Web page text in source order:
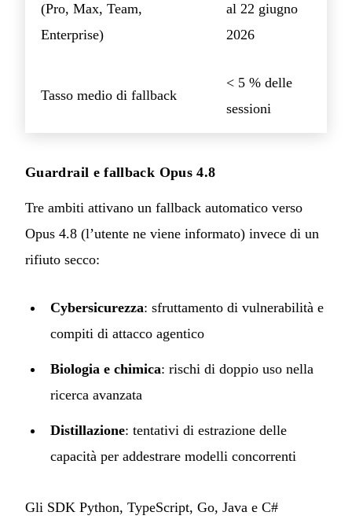
(Pro, Max, Team,
Enterprise)
al 22 giugno
2026
Tasso medio di fallback
< 5 % delle
sessioni
Guardrail e fallback Opus 4.8
Tre ambiti attivano un fallback automatico verso
Opus 4.8 (l’utente ne viene informato) invece di un
rifiuto secco:
Cybersicurezza: sfruttamento di vulnerabilità e
compiti di attacco agentico
Biologia e chimica: rischi di doppio uso nella
ricerca avanzata
Distillazione: tentativi di estrazione delle
capacità per addestrare modelli concorrenti
Gli SDK Python, TypeScript, Go, Java e C#